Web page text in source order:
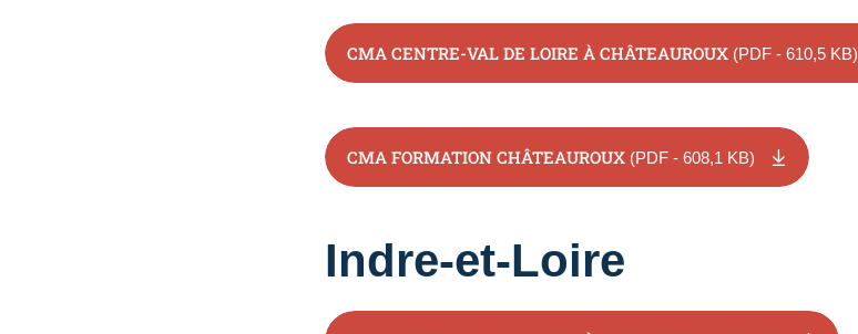
CMA CENTRE-VAL DE LOIRE À CHÂTEAUROUX (PDF - 610,5 KB)
CMA FORMATION CHÂTEAUROUX (PDF - 608,1 KB)
Indre-et-Loire